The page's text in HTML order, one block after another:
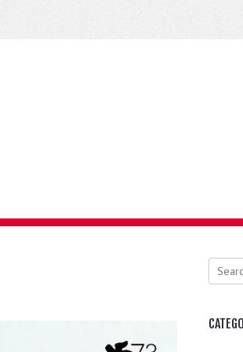
Search